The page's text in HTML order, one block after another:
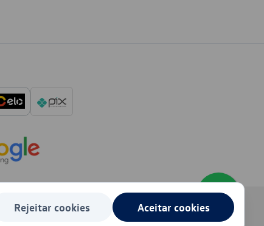
Rejeitar cookies Aceitar cookies